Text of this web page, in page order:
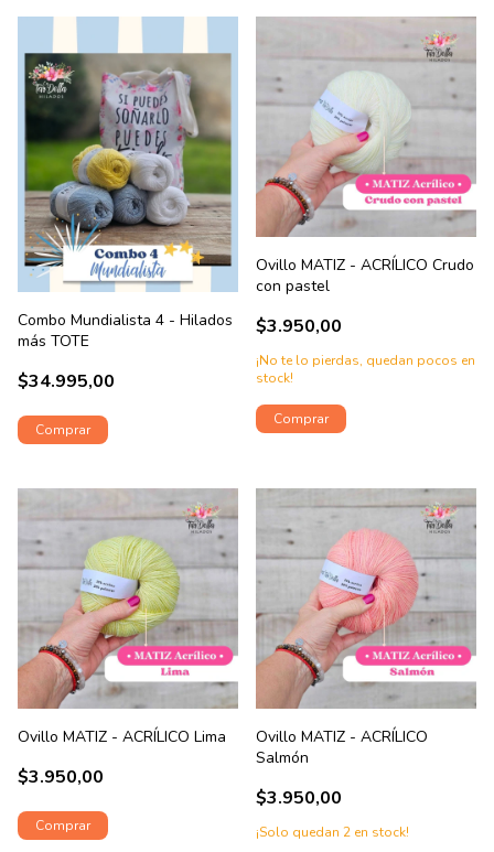
Combo Mundialista 4 - Hilados
más TOTE
$34.995,00
Ovillo MATIZ - ACRÍLICO Crudo
con pastel
$3.950,00
¡No te lo pierdas, quedan pocos en
stock!
Ovillo MATIZ - ACRÍLICO Lima
$3.950,00
Ovillo MATIZ - ACRÍLICO
Salmón
$3.950,00
¡Solo quedan 2 en stock!